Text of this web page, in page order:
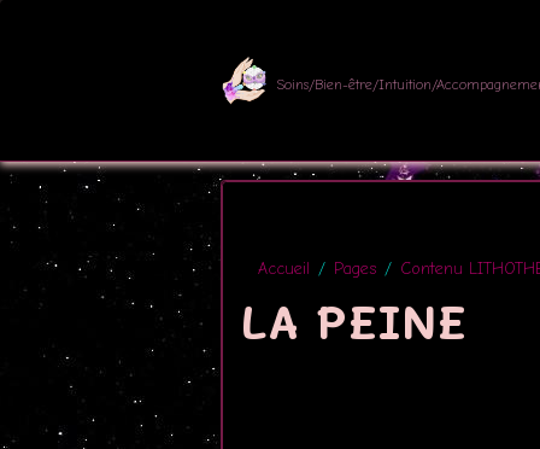
Soins/Bien-être/Intuition/
Accueil Pages Contenu
LA PEINE